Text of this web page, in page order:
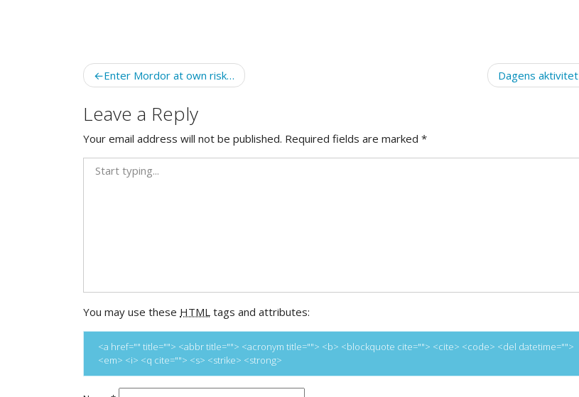
Post
navigation
Enter Mordor at own risk… Dagens aktivitet
Leave a Reply
Your email address will not be published. Required fields are marked *
You may use these HTML tags and attributes:
<a href="" title=""> <abbr title=""> <acronym title=""> <b> <blockquote cite=""> <cite> <code> <del datetime="">
<em> <i> <q cite=""> <s> <strike> <strong>